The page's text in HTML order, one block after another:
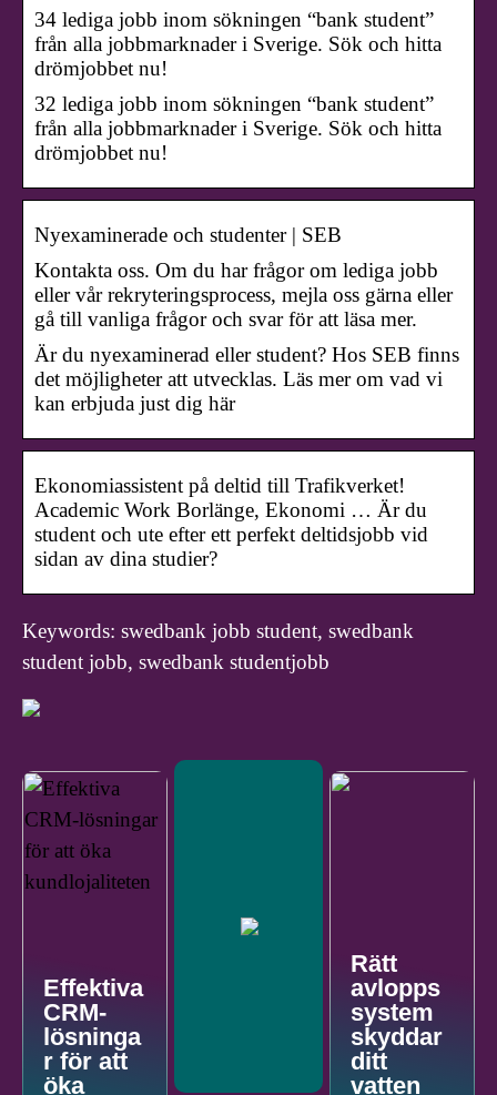
34 lediga jobb inom sökningen “bank student”
från alla jobbmarknader i Sverige. Sök och hitta
drömjobbet nu!
32 lediga jobb inom sökningen “bank student”
från alla jobbmarknader i Sverige. Sök och hitta
drömjobbet nu!
Nyexaminerade och studenter | SEB
Kontakta oss. Om du har frågor om lediga jobb
eller vår rekryteringsprocess, mejla oss gärna eller
gå till vanliga frågor och svar för att läsa mer.
Är du nyexaminerad eller student? Hos SEB finns
det möjligheter att utvecklas. Läs mer om vad vi
kan erbjuda just dig här
Ekonomiassistent på deltid till Trafikverket!
Academic Work Borlänge, Ekonomi … Är du
student och ute efter ett perfekt deltidsjobb vid
sidan av dina studier?
Keywords: swedbank jobb student, swedbank
student jobb, swedbank studentjobb
Effektiva
CRM-
lösninga
r för att
öka
Rätt
avlopps
system
skyddar
ditt
vatten